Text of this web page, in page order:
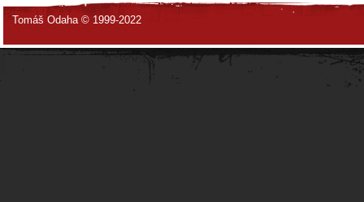
Tomáš Odaha © 1999-2022